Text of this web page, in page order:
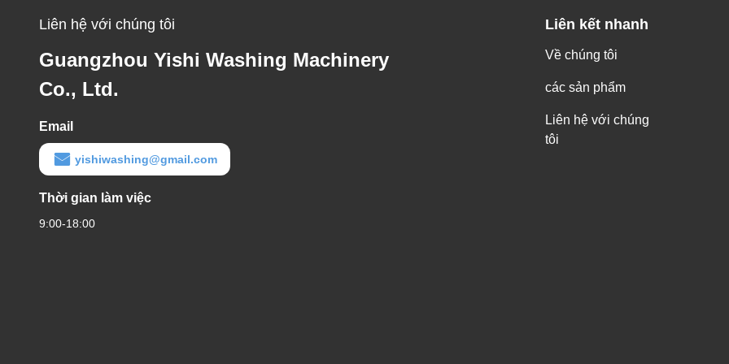
Liên hệ với chúng tôi
Guangzhou Yishi Washing Machinery
Co., Ltd.
Email
yishiwashing@gmail.com
Thời gian làm việc
9:00-18:00
Liên kết nhanh
Về chúng tôi
các sản phẩm
Liên hệ với chúng
tôi